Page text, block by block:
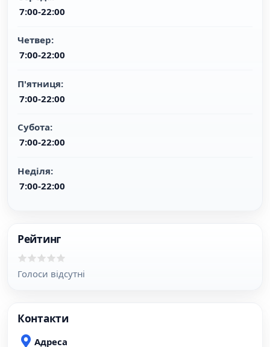
7:00-22:00
четвер:
7:00-22:00
п'ятниця:
7:00-22:00
субота:
7:00-22:00
неділя:
7:00-22:00
Рейтинг
Голоси відсутні
Контакти
Адреса